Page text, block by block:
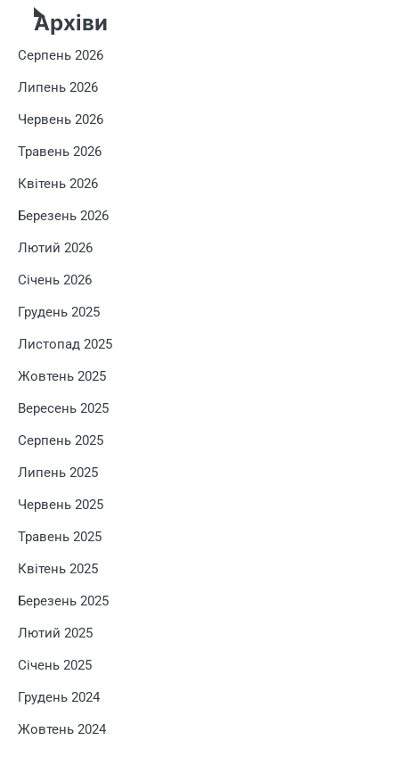
Архіви
Серпень 2026
Липень 2026
Червень 2026
Травень 2026
Квітень 2026
Березень 2026
Лютий 2026
Січень 2026
Грудень 2025
Листопад 2025
Жовтень 2025
Вересень 2025
Серпень 2025
Липень 2025
Червень 2025
Травень 2025
Квітень 2025
Березень 2025
Лютий 2025
Січень 2025
Грудень 2024
Жовтень 2024